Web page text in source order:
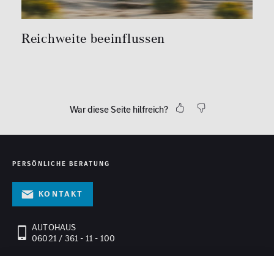
Reichweite beeinflussen
War diese Seite hilfreich?
PERSÖNLICHE BERATUNG
Kontakt
AUTOHAUS
06021 / 361 - 11 - 100